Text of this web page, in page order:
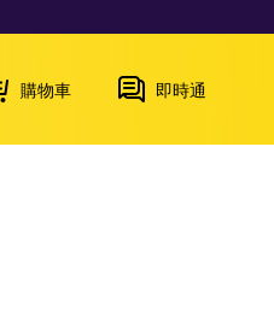
購物車 即時通